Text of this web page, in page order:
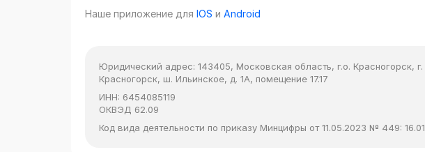
Наше приложение для IOS и Android
Юридический адрес: 143405, Московская область, г.о. Красногорск, г.
Красногорск, ш. Ильинское, д. 1А, помещение 17.17
ИНН: 6454085119
ОКВЭД 62.09
Код вида деятельности по приказу Минцифры от 11.05.2023 № 449: 16.01